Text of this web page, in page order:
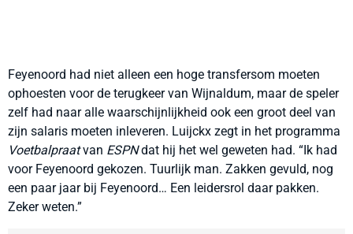
Feyenoord had niet alleen een hoge transfersom moeten
ophoesten voor de terugkeer van Wijnaldum, maar de speler
zelf had naar alle waarschijnlijkheid ook een groot deel van
zijn salaris moeten inleveren. Luijckx zegt in het programma
Voetbalpraatvan ESPNdat hij het wel geweten had. “Ik had
voor Feyenoord gekozen. Tuurlijk man. Zakken gevuld, nog
een paar jaar bij Feyenoord… Een leidersrol daar pakken.
Zeker weten.”